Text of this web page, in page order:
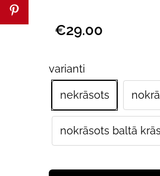
€29.00
varianti
nekrāsots
nokrāsots baltā